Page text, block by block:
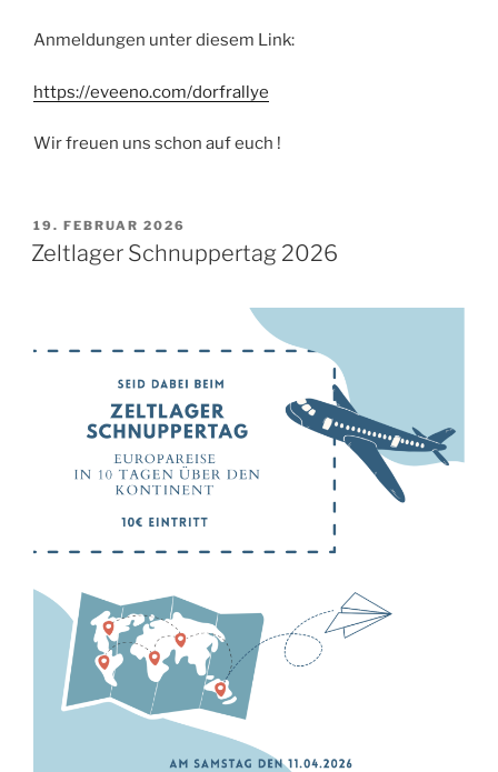
Anmeldungen unter diesem Link:
https://eveeno.com/dorfrallye
Wir freuen uns schon auf euch !
VERÖFFENTLICHT
AM
19. FEBRUAR 2026
Zeltlager Schnuppertag 2026